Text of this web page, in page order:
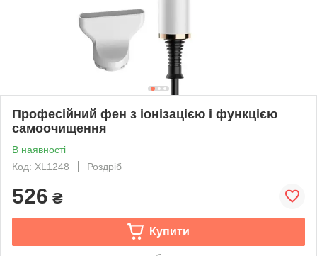
Професійний фен з іонізацією і функцією
самоочищення
В наявності
Код: XL1248
Роздріб
526 ₴
Купити